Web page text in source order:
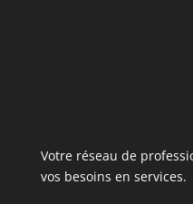
Votre réseau de
vos besoins en services.